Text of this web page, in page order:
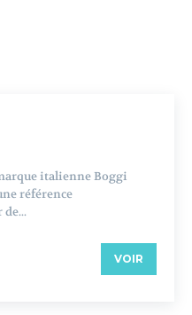
italienne Boggi
référence
VOIR